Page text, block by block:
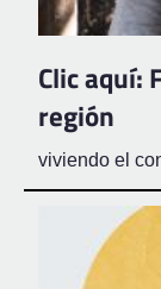
Clic aquí:
región
viviendo el